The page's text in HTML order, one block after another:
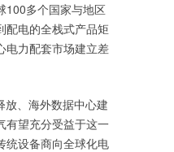
100多个国家与地区
配电的全栈式产品矩
电力配套市场建立差
放、海外数据中心建
有望充分受益于这一
统设备商向全球化电